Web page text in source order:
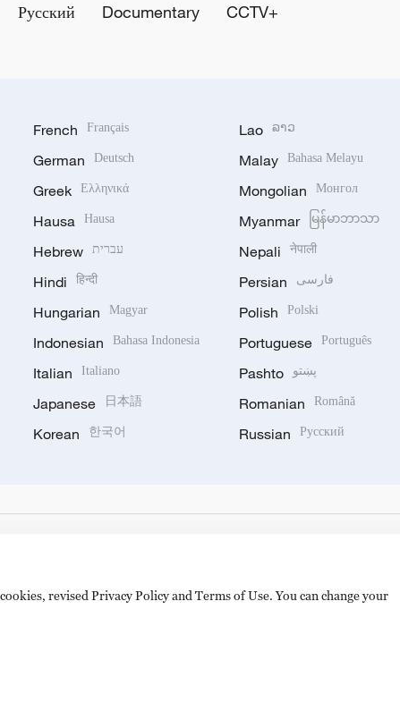
Русский Documentary CCTV+
French Français
German Deutsch
Greek Ελληνικά
Hausa Hausa
Hebrew עברית
Hindi हिन्दी
Hungarian Magyar
Indonesian Bahasa Indonesia
Italian Italiano
Japanese 日本語
Korean 한국어
Lao ລາວ
Malay Bahasa Melayu
Mongolian Монгол
Myanmar မြန်မာဘာသာ
Nepali नेपाली
Persian فارسی
Polish Polski
Portuguese Português
Pashto پښتو
Romanian Română
Russian Русский
Shijingshan Road, Beijing, China. 100040
revised Privacy Policy and Terms of Use. You can change your